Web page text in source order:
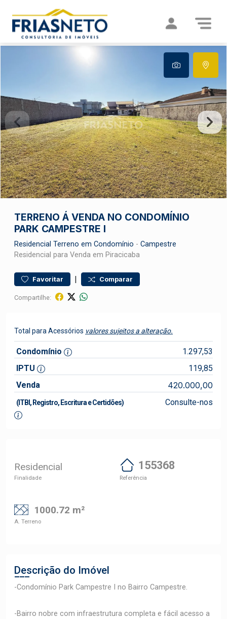
TERRENO Á VENDA NO CONDOMÍNIO
PARK CAMPESTRE I
Residencial Terreno em Condomínio - Campestre
Residencial para Venda em Piracicaba
Favoritar | Comparar
Compartilhe:
Total para Acessórios valores sujeitos a alteração.
Condomínio
1.297,53
IPTU
119,85
Venda
420.000,00
(ITBI, Registro, Escritura e Certidões) Consulte-nos
Residencial
Finalidade
155368
Referência
1000.72 m²
A. Terreno
Descrição do Imóvel
-Condomínio Park Campestre I no Bairro Campestre.
-Bairro nobre com infraestrutura completa e fácil acesso a